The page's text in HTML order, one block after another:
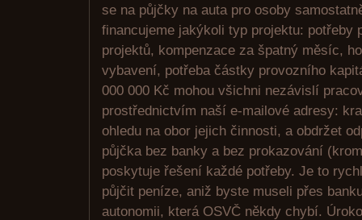
se na půjčky na auta pro osoby
financujeme jakýkoli typ projektu: potřeby
projektů, kompenzace za špatný měsíc,
vybavení, potřeba částky provozního
000 000 Kč mohou všichni nezávislí
prostřednictvím naší e-mailové adresy:
ohledu na obor jejich činnosti, a obdržet
půjčka bez banky a bez prokazování
poskytuje řešení každé potřeby. Je to
půjčit peníze, aniž byste museli přes
autonomii, která OSVČ někdy chybí.